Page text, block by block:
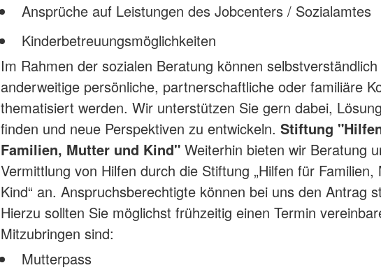
Ansprüche auf Leistungen des Jobcenters / Sozialamtes
Kinderbetreuungsmöglichkeiten
Im Rahmen der sozialen Beratung können
anderweitige persönliche, partnerschaftliche oder familiäre
thematisiert werden. Wir unterstützen Sie gern dabei,
finden und neue Perspektiven zu entwickeln. Stiftung
Familien, Mutter und Kind" Weiterhin bieten wir Beratung
Vermittlung von Hilfen durch die Stiftung „Hilfen für Familien,
Kind“ an. Anspruchsberechtigte können bei uns den Antrag
Hierzu sollten Sie möglichst frühzeitig einen Termin
Mitzubringen sind:
Mutterpass